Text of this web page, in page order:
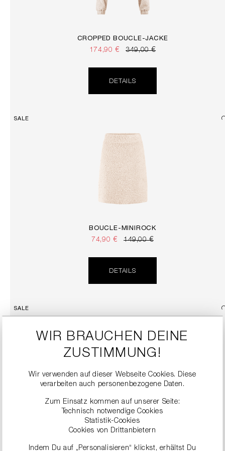
CROPPED BOUCLÉ-JACKE
174,90 € 349,00 €
DETAILS
SALE
BOUCLÉ-MINIROCK
74,90 € 149,00 €
DETAILS
SALE
STIEFEL AUS VELOURSLEDER
249,90 € 499,00 €
WIR BRAUCHEN DEINE
ZUSTIMMUNG!
Wir verwenden auf dieser Webseite Cookies. Diese
verarbeiten auch personenbezogene Daten.
Zum Einsatz kommen auf unserer Seite:
Technisch notwendige Cookies
Statistik-Cookies
Cookies von Drittanbietern
Indem Du auf „Personalisieren“ klickst, erhältst Du